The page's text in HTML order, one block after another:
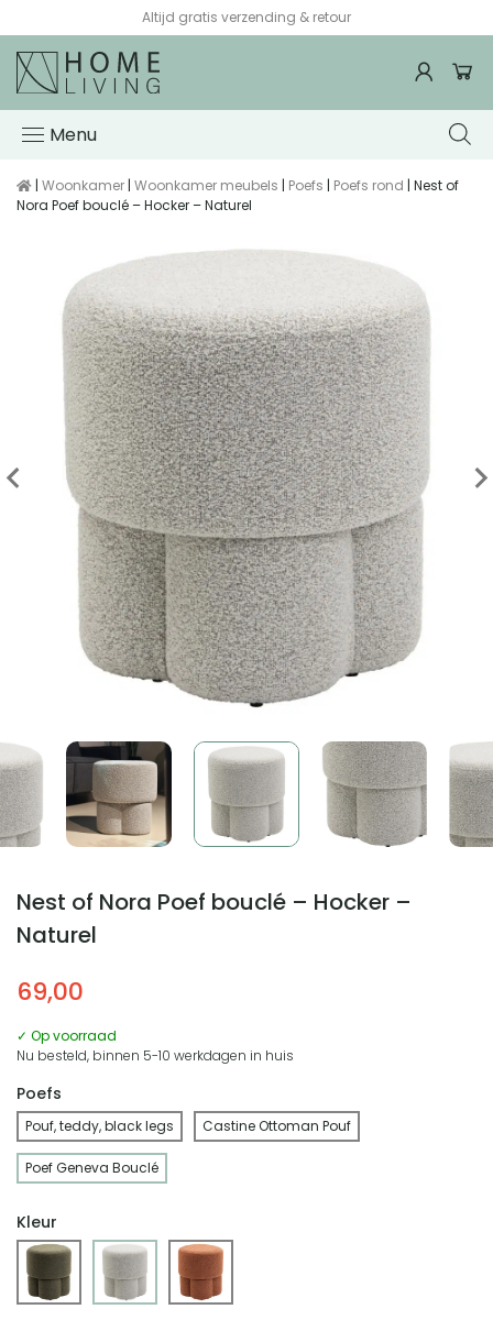
Altijd gratis verzending & retour
Menu
| Woonkamer | Woonkamer meubels | Poefs | Poefs rond | Nest of
Nora Poef bouclé – Hocker – Naturel
Nest of Nora Poef bouclé – Hocker –
Naturel
69,00
✓ Op voorraad
Nu besteld, binnen 5-10 werkdagen in huis
Poefs
Pouf, teddy, black legs Castine Ottoman Pouf
Poef Geneva Bouclé
Kleur